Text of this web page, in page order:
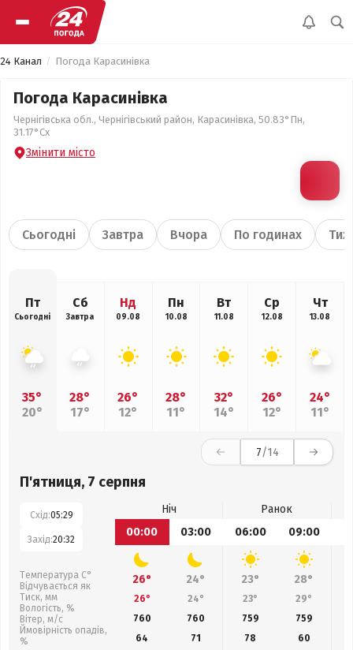
24 Канал Погода Карасинівка
Погода Карасинівка
Чернігівська обл., Чернігівський район, Карасинівка, 50.83°Пн,
31.17°Сх
Змінити місто
Сьогодні Завтра Вчора По годинах
Пт
Сьогодні
35°
20°
Сб
Завтра
28°
17°
Нд
09.08
26°
12°
Пн
10.08
28°
11°
Вт
11.08
32°
14°
Ср
12.08
26°
12°
Чт
13.08
24°
11°
7/14
П'ятниця, 7 серпня
Схід:05:29
Захід:20:32
Температура С°
Відчувається як
Тиск, мм
Вологість, %
Вітер, м/с
Ймовірність опадів,
%
Ніч
Ранок
00:00
03:00 06:00 09:00
26° 24° 23° 28°
26° 24° 23° 29°
760
760 759 759
64
71 78 60